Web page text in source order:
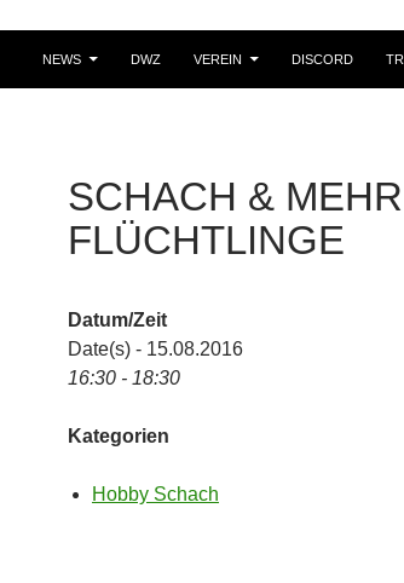
NEWS DWZ VEREIN DISCORD
SCHACH &
FLÜCHTLINGE
Datum/Zeit
Date(s) - 15.08.2016
16:30 - 18:30
Kategorien
Hobby Schach